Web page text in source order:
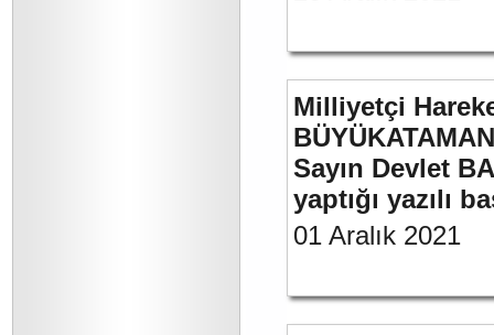
Milliyetçi
Sayın Devlet
yaptığı yazılı
01 Aralık 2021